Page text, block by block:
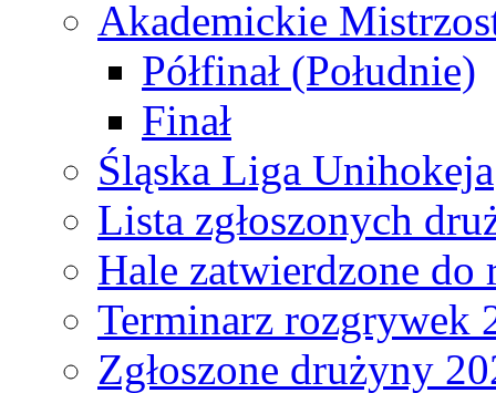
Akademickie
Półfinał (Południe)
Finał
Śląska Liga Unihokeja
Lista zgłoszonych
Hale zatwierdzone do
Terminarz rozgrywek
Zgłoszone drużyny